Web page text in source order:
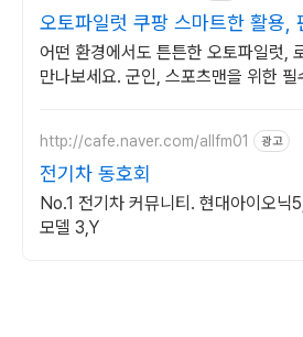
오토파일럿 쿠팡 스마트한 활용,
어떤 환경에서도 튼튼한 오토파일럿,
만나보세요. 군인, 스포츠맨을 위한 필
http://cafe.naver.com/allfm01 광고
전기차 동호회
No.1 전기차 커뮤니티. 현대아이오
모델 3,Y